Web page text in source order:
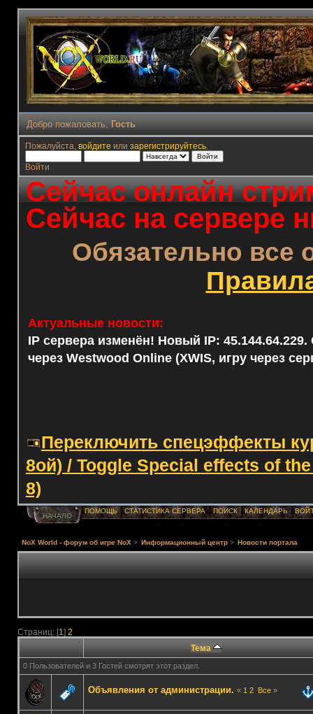
Добро пожаловать, Гость
Пожалуйста, войдите или зарегистрируйтесь.
Войти
Сейчас онлайн
Сейчас на сервере
Обязательно все
Актуальные новости:
IP сервера изменён! Новый IP: 45.144.64.229.
через Westwood Online (XWIS, игру через
Переключить спецэффекты
8ой) / Toggle Special effects of
8)
НАЧАЛО
ПОМОЩЬ СТАТИСТИКА СЕРВЕРА ПОИСК КАЛЕНДАРЬ
NoX World - форум об игре NoX > Информационный центр > Новости портала
Страниц: [1] 2
Тема
0 Пользователей и 3 Гостей смотрят этот раздел.
Объявления от администрации. « 1 2 Все»